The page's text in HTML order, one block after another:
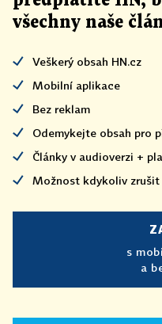
všechny naše
Veškerý obsah HN.cz
Mobilní aplikace
Bez reklam
Odemykejte obsah pro
Články v audioverzi +
Možnost kdykoliv zrušit
s
a